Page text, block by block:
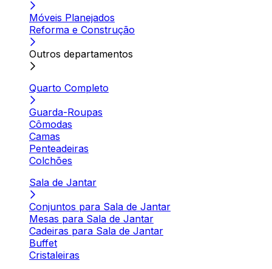
Móveis Planejados
Reforma e Construção
Outros departamentos
Quarto Completo
Guarda-Roupas
Cômodas
Camas
Penteadeiras
Colchões
Sala de Jantar
Conjuntos para Sala de Jantar
Mesas para Sala de Jantar
Cadeiras para Sala de Jantar
Buffet
Cristaleiras